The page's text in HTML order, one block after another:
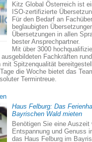
Kitz Global Österreich ist
ISO-zertifizierte
Für den Bedarf an
beglaubigten
Übersetzungen in allen
bester Ansprechpartner.
Mit über 3000
Fachkräften
mit Spitzenqualität
die Woche bietet das
Termintreue.
Haus Felburg: Das
Bayrischen Wald mieten
Benötigen Sie eine Auszeit
Entspannung und Genuss
das Haus Felburg im